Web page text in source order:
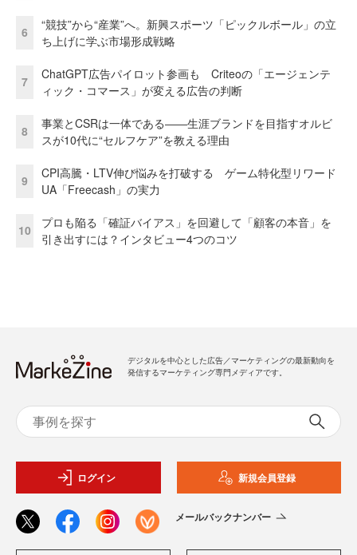
6
“競技”から“産業”へ。新興スポーツ「ピックルボール」の立
ち上げに学ぶ市場形成戦略
7
ChatGPT広告パイロット参画も Criteoの「エージェンテ
ィック・コマース」が変える広告の判断
8
事業とCSRは一体である――生涯ブランドを目指すオルビ
スが10代に“セルフケア”を教える理由
9
CPI高騰・LTV伸び悩みを打破する ゲーム特化型リワード
UA「Freecash」の実力
10
プロも陥る「確証バイアス」を回避して「顧客の本音」を
引き出すには？インタビュー4つのコツ
デジタルを中心とした広告／マーケティングの最新動向を
発信するマーケティング専門メディアです。
ログイン 新規会員登録
メールバックナンバー